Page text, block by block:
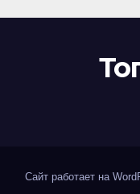
Сайт работает на